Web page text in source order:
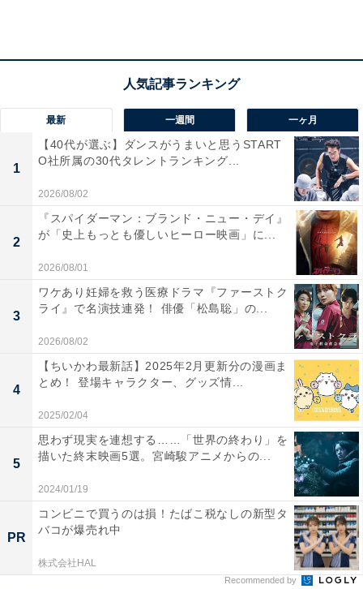
ともコミュニケーションがとれることを知った悠依と直
そんな中、英介から悠依に、こども食堂に来ていた子の
1人が家出して行方不明だという連絡が。直木の口笛を
頼りに、山間部のキャンプ場にいる可能性を導き出した
悠依。捜しに行った英介は子どもを発見し、さらにはそ
の山の中で直木の遺体を見つけるのでした。
遺体を確認し、冷たくなった頬に触れて直木の死を確か
めた悠依は、犯人への激しい怒りをあらわに。直木がい
ないことを実感し街中で泣き崩れる悠依を、下手くそな
口笛のメロディーで励ます直木。ようやく笑顔を見せた
悠依は、直木の死の真相を追うべく勝の家を訪れます。
すると、霊体の直木が突然の胸の苦しみに襲われ――。
最新 一週間 一ヶ月
1
【40代が選ぶ】ダンスがうまいと思うSTART
O社所属の30代タレントランキング...
2026/08/02
2
『スパイダーマン：ブランド・ニュー・デイ』
が「史上もっとも優しいヒーロー映画」に...
2026/08/01
3
ワケあり妊婦を救う医療ドラマ『ファーストク
ライ』で名演技連発！ 俳優「松島聡」の...
2026/08/02
4
【ちいかわ最新話】2025年2月更新分の漫画ま
とめ！ 登場キャラクター、グッズ情...
2025/02/04
5
思わず現実を連想する……「世界の終わり」を
描いた終末映画5選。宮崎駿アニメからの...
2024/01/19
PR
コンビニで買うのは損！たばこ税なしの新型タ
バコが爆売れ中
株式会社HAL
Recommended by